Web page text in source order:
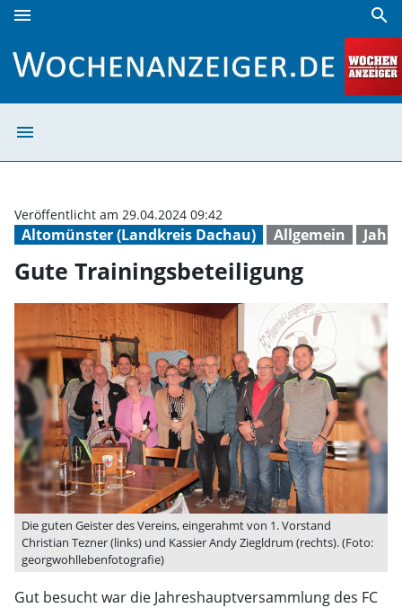
menu search
menu
Altomünster (Landkreis Dachau) Allgemein
Veröffentlicht am 29.04.2024 09:42
Gute Trainingsbeteiligung
Die guten Geister des Vereins, eingerahmt von 1. Vorstand
Christian Tezner (links) und Kassier Andy Ziegldrum (rechts). (Foto:
georgwohllebenfotografie)
Gut besucht war die Jahreshauptversammlung des FC